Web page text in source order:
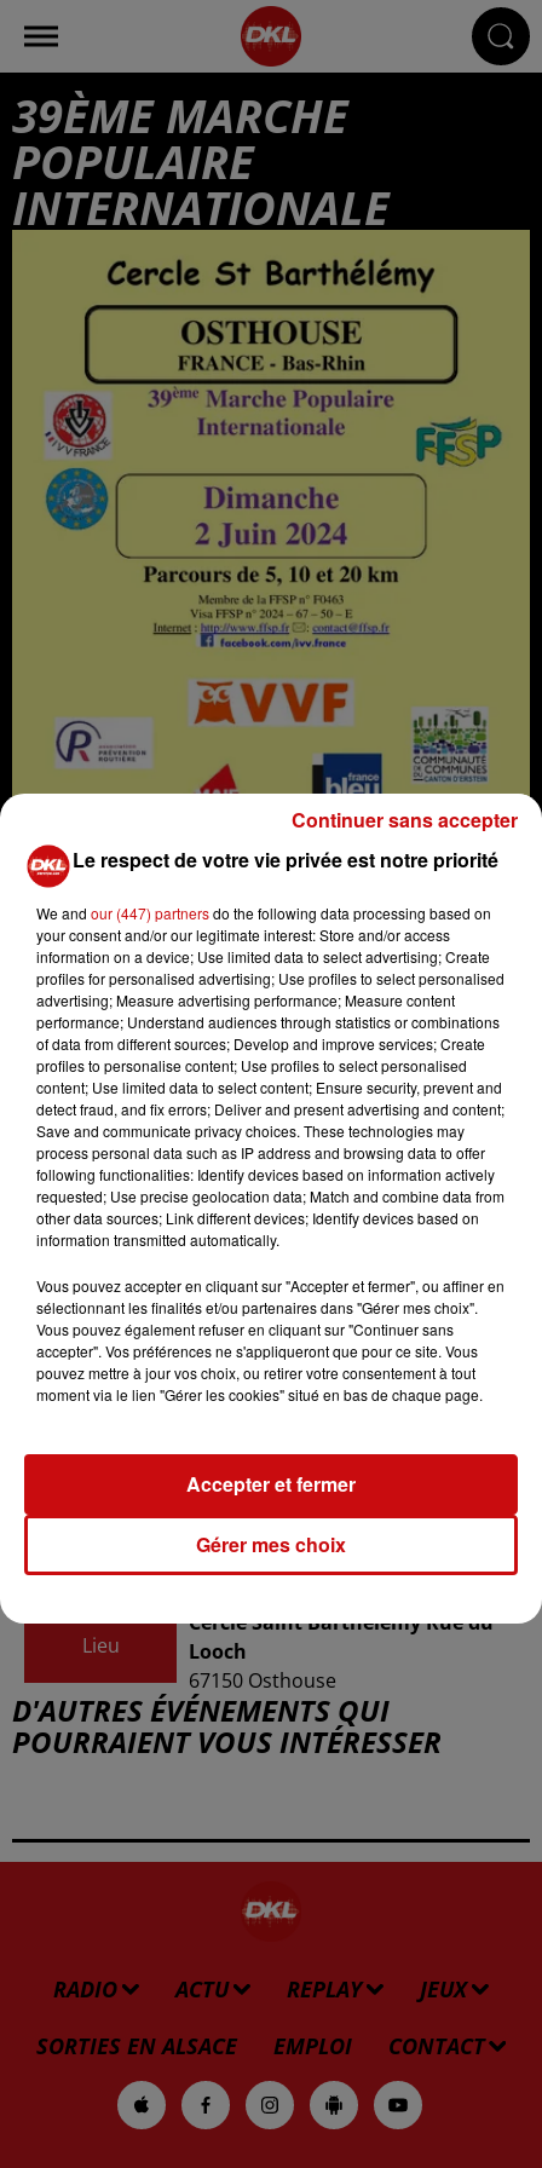
39ÈME MARCHE
POPULAIRE
INTERNATIONALE
39ème Marche Populaire Internationale
Crédit :39ème Marche Populaire Internationale
Ajouter à votre calendrier
du2 juin 2024 à 7h00
au2 juin 2024 à 11h00
Tarif Gratuit
Organisateur
Cercle St Barthélémy
contact@ffsp.fr
Lieu
Cercle Saint Barthélémy Rue du
Looch
67150 Osthouse
D'AUTRES ÉVÉNEMENTS QUI
POURRAIENT VOUS INTÉRESSER
RADIO ACTU REPLAY
JEUX
SORTIES EN ALSACE
EMPLOI CONTACT
Le respect de votre vie privée est notre priorité
We and our (447) partnersdo the following data processing based on
your consent and/or our legitimate interest: Store and/or access
information on a device; Use limited data to select advertising; Create
profiles for personalised advertising; Use profiles to select personalised
advertising; Measure advertising performance; Measure content
performance; Understand audiences through statistics or combinations
of data from different sources; Develop and improve services; Create
profiles to personalise content; Use profiles to select personalised
content; Use limited data to select content; Ensure security, prevent and
detect fraud, and fix errors; Deliver and present advertising and content;
Save and communicate privacy choices. These technologies may
process personal data such as IP address and browsing data to offer
following functionalities: Identify devices based on information actively
requested; Use precise geolocation data; Match and combine data from
other data sources; Link different devices; Identify devices based on
information transmitted automatically.
Vous pouvez accepter en cliquant sur "Accepter et fermer", ou affiner en
sélectionnant les finalités et/ou partenaires dans "Gérer mes choix".
Vous pouvez également refuser en cliquant sur "Continuer sans
accepter". Vos préférences ne s'appliqueront que pour ce site. Vous
pouvez mettre à jour vos choix, ou retirer votre consentement à tout
moment via le lien "Gérer les cookies" situé en bas de chaque page.
Gérer mes choix
Accepter et fermer
Continuer sans accepter